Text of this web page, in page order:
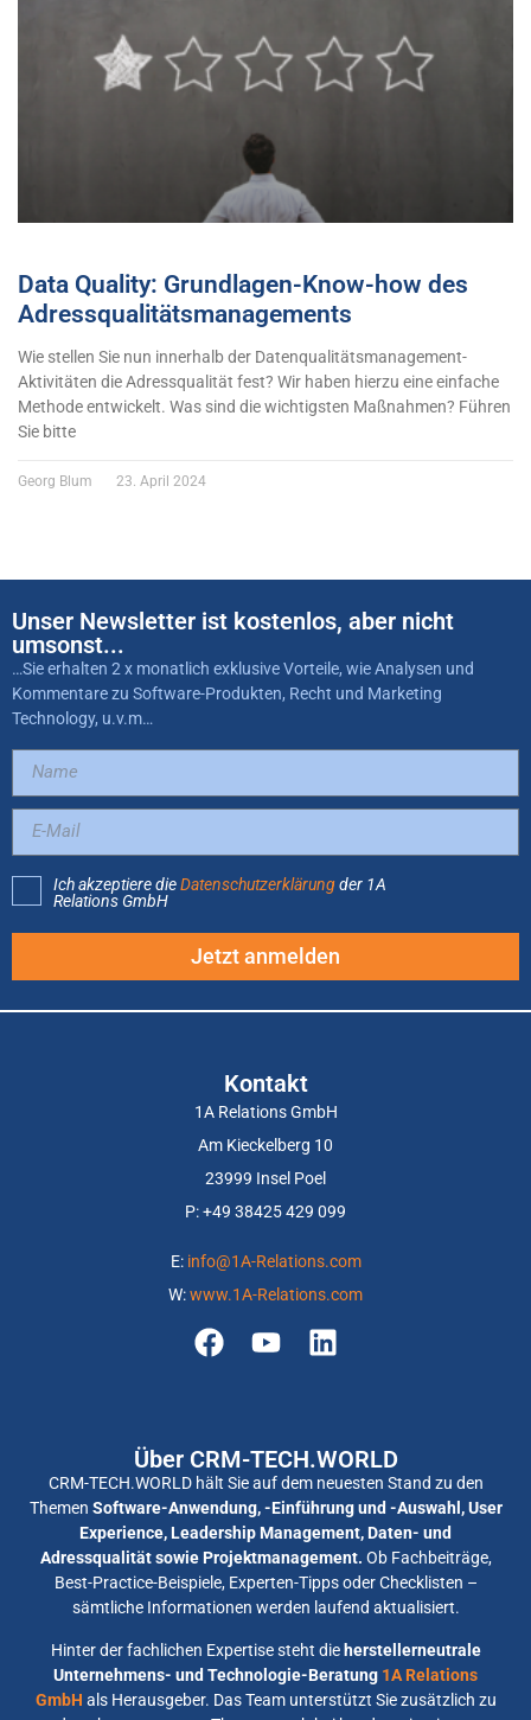
Data Quality: Grundlagen-Know-how des
Adressqualitätsmanagements
Wie stellen Sie nun innerhalb der Datenqualitätsmanagement-
Aktivitäten die Adressqualität fest? Wir haben hierzu eine einfache
Methode entwickelt. Was sind die wichtigsten Maßnahmen? Führen
Sie bitte
Georg Blum 23. April 2024
Unser Newsletter ist kostenlos, aber nicht
umsonst...
…Sie erhalten 2 x monatlich exklusive Vorteile, wie Analysen und
Kommentare zu Software-Produkten, Recht und Marketing
Technology, u.v.m…
Ich akzeptiere dieDatenschutzerklärungder 1A
Relations GmbH
Jetzt anmelden
Kontakt
1A Relations GmbH
Am Kieckelberg 10
23999 Insel Poel
P: +49 38425 429 099
E: info@1A-Relations.com
W:www.1A-Relations.com
Über CRM-TECH.WORLD
CRM-TECH.WORLD hält Sie auf dem neuesten Stand zu den
Themen Software-Anwendung, -Einführung und -Auswahl, User
Experience, Leadership Management, Daten- und
Adressqualität sowie Projektmanagement. Ob Fachbeiträge,
Best-Practice-Beispiele, Experten-Tipps oder Checklisten –
sämtliche Informationen werden laufend aktualisiert.
Hinter der fachlichen Expertise steht die herstellerneutrale
Unternehmens- und Technologie-Beratung 1A Relations
GmbH als Herausgeber. Das Team unterstützt Sie zusätzlich zu